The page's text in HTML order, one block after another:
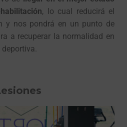
, lo cual reducirá el
y nos pondrá en un punto de
a recuperar la normalidad en